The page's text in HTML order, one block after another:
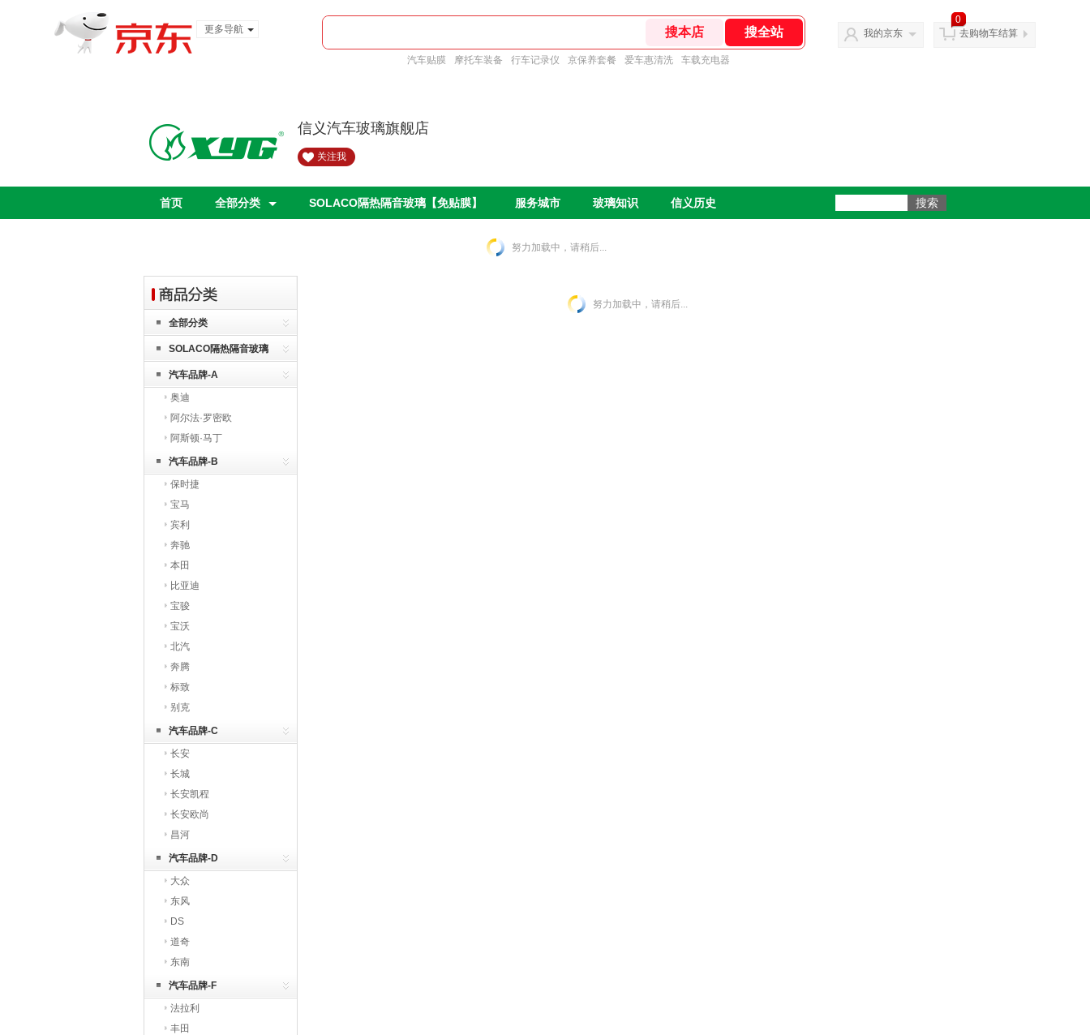
更多导航
汽车贴膜 摩托车装备 行车记录仪 京保养套餐 爱车惠清洗 车载充电器
我的京东
0
去购物车结算
信义汽车玻璃旗舰店
关注我
首页 全部分类 SOLACO隔热隔音玻璃【免贴膜】 服务城市 玻璃知识 信义历史
努力加载中，请稍后...
全部分类
SOLACO隔热隔音玻璃
【免贴膜】
汽车品牌-A
奥迪
阿尔法·罗密欧
阿斯顿·马丁
汽车品牌-B
保时捷
宝马
宾利
奔驰
本田
比亚迪
宝骏
宝沃
北汽
奔腾
标致
别克
汽车品牌-C
长安
长城
长安凯程
长安欧尚
昌河
汽车品牌-D
大众
东风
DS
道奇
东南
汽车品牌-F
法拉利
丰田
努力加载中，请稍后...